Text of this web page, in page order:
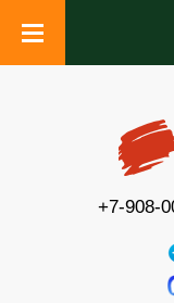
+7-908-